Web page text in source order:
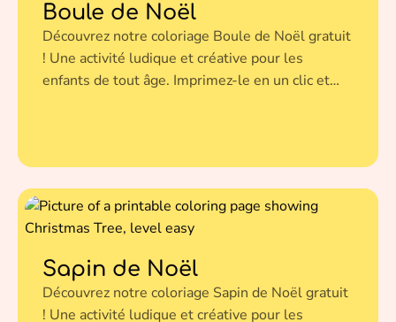
Boule de Noël
Découvrez notre coloriage Boule de Noël gratuit
! Une activité ludique et créative pour les
enfants de tout âge. Imprimez-le en un clic et
Sapin de Noël
Découvrez notre coloriage Sapin de Noël gratuit
! Une activité ludique et créative pour les